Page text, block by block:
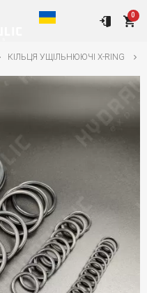
0
КІЛЬЦЯ УЩІЛЬНЮЮЧІ X-RING